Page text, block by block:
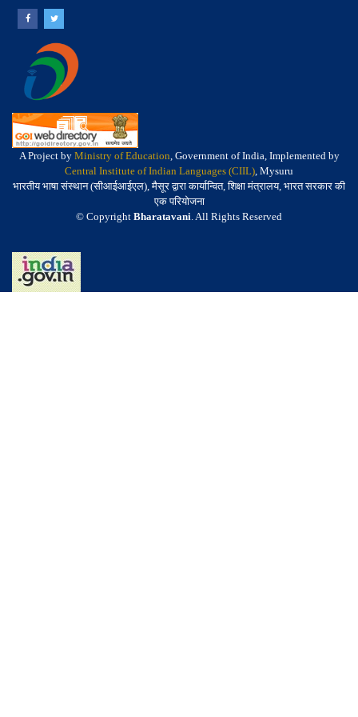
A Project by Ministry of Education, Government of India, Implemented by
Central Institute of Indian Languages (CIIL), Mysuru
भारतीय भाषा संस्थान (सीआईआईएल), मैसूर द्वारा कार्यान्वित, शिक्षा मंत्रालय, भारत सरकार की
एक परियोजना
© Copyright Bharatavani. All Rights Reserved